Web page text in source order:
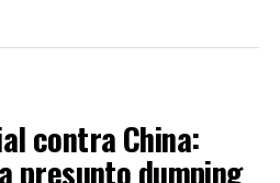
contra China:
presunto dumping